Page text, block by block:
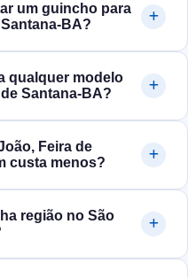
um guincho para
qualquer modelo
Santana‑BA?
Feira de
custa menos?
região no São